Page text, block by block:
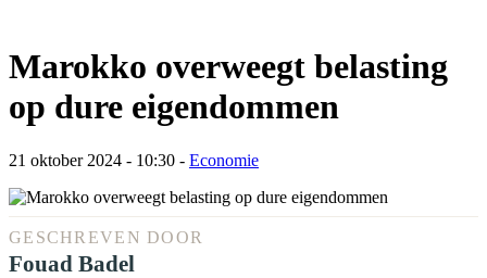
Marokko overweegt belasting
op dure eigendommen
21 oktober 2024 - 10:30 - Economie
GESCHREVEN DOOR
Fouad Badel